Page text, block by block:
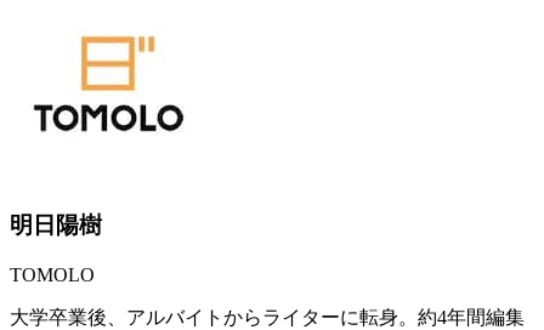
明日陽樹
TOMOLO
大学卒業後、アルバイトからライターに転身。約4年間編集